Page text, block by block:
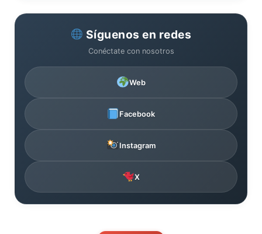
Síguenos en redes
Conéctate con nosotros
Web
Facebook
Instagram
X